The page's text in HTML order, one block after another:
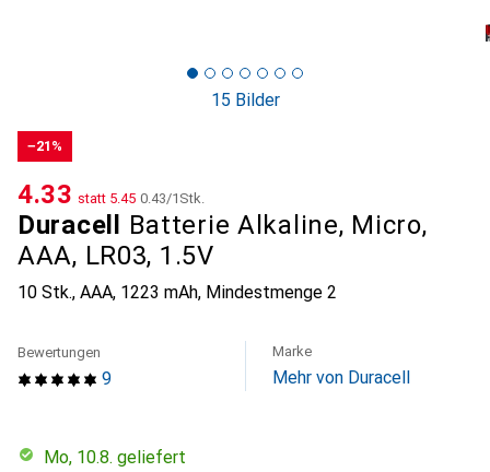
15 Bilder
−21%
Duracell
Batterie Alkaline, Micro,
AAA, LR03, 1.5V
10 Stk., AAA, 1223 mAh, Mindestmenge 2
CHF
4.33 statt CHF
5.45 CHF
0.43/1Stk.
9
Bewertungen Marke
Mehr von Duracell
Mo, 10.8. geliefert